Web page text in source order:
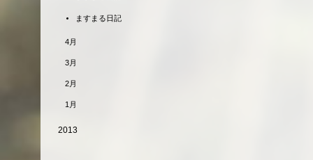
ますまる日記
4月
3月
2月
1月
2013